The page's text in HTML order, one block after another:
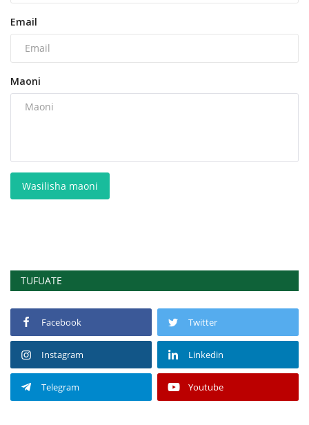
Email
Maoni
Wasilisha maoni
TUFUATE
Facebook Twitter
Instagram Linkedin
Telegram Youtube